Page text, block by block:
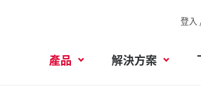
登入
產品 解決方案